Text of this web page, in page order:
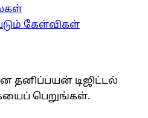
கேள்விகள்
தனிப்பயன் டிஜிட்டல்
பெறுங்கள்.